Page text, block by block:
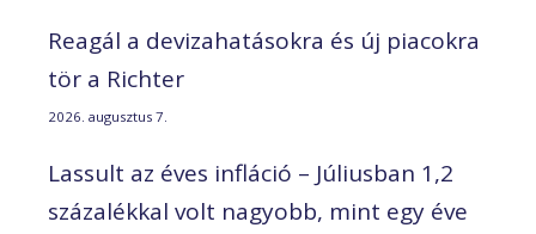
Reagál a devizahatásokra és új piacokra
tör a Richter
2026. augusztus 7.
Lassult az éves infláció – Júliusban 1,2
százalékkal volt nagyobb, mint egy éve